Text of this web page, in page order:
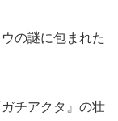
の謎に包まれた
チアクタ』の壮